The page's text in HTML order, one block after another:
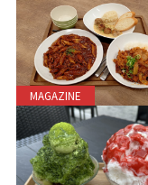
MAGAZINE